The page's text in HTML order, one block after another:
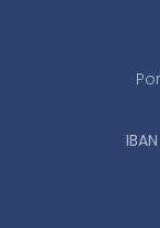
IBAN: